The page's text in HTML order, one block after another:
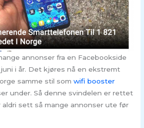
annonser fra en Facebookside
i år. Det kjøres nå en ekstremt
samme stil somwifi booster
under. Så denne svindelen er rettet
aldri sett så mange annonser ute før